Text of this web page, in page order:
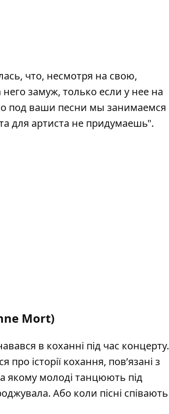
что, несмотря на свою,
замуж, только если у нее на
под ваши песни мы занимаемся
для артиста не придумаешь".
Mort)
в коханні під час концерту.
історії кохання, пов’язані з
якому молоді танцюють під
Або коли пісні співають